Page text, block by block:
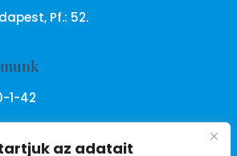
az adatait
Pf.: 52.
1-42